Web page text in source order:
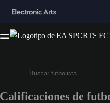
Ingresa un mínimo de
Calificaciones de